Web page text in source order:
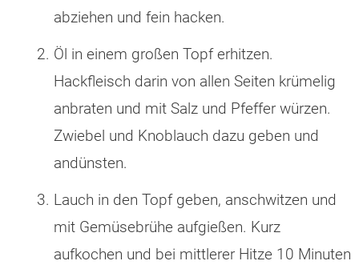
abziehen und fein hacken.
Öl in einem großen Topf erhitzen.
Hackfleisch darin von allen Seiten krümelig
anbraten und mit Salz und Pfeffer würzen.
Zwiebel und Knoblauch dazu geben und
andünsten.
Lauch in den Topf geben, anschwitzen und
mit Gemüsebrühe aufgießen. Kurz
aufkochen und bei mittlerer Hitze 10 Minuten